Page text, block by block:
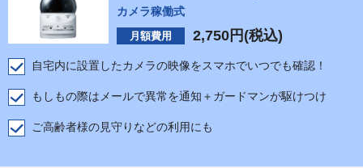
カメラ稼働式
月額費用 2,750 円(税込)
自宅内に設置したカメラの映像をスマホでいつでも確認！
もしもの際はメールで異常を通知＋ガードマンが駆けつけ
ご高齢者様の見守りなどの利用にも